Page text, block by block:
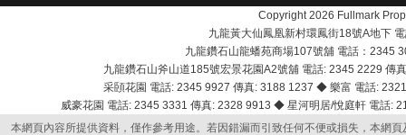
Copyright 2026 Fullmark
九龍黃大仙鳳凰新村環鳳街18號A地下
九龍鑽石山龍蟠苑商場107號舖 電話：2345
九龍鑽石山斧山道185號宏景花園A2號舖 電話: 2345 2229
采頣花園 電話: 2345 9927 傳真: 3188 1237 ◆ 樂富 電話:
威豪花園 電話: 2345 3331 傳真: 2328 9913 ◆ 星河明居/悅庭軒 電話
本網頁內容所提供資料，僅作參考用途。若因錯漏而引致任何不便或損失，本網